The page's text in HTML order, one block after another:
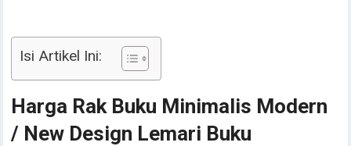
Isi Artikel Ini:
Harga Rak Buku Minimalis Modern
/ New Design Lemari Buku